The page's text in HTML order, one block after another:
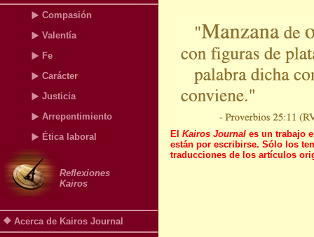
Compasión
Valentía
Fe
Carácter
Justicia
Arrepentimiento
Ética laboral
Reflexiones
Kairos
Acerca de Kairos Journal
El Kairos Journal es un trabajo
están por escribirse. Sólo los
traducciones de los artículos